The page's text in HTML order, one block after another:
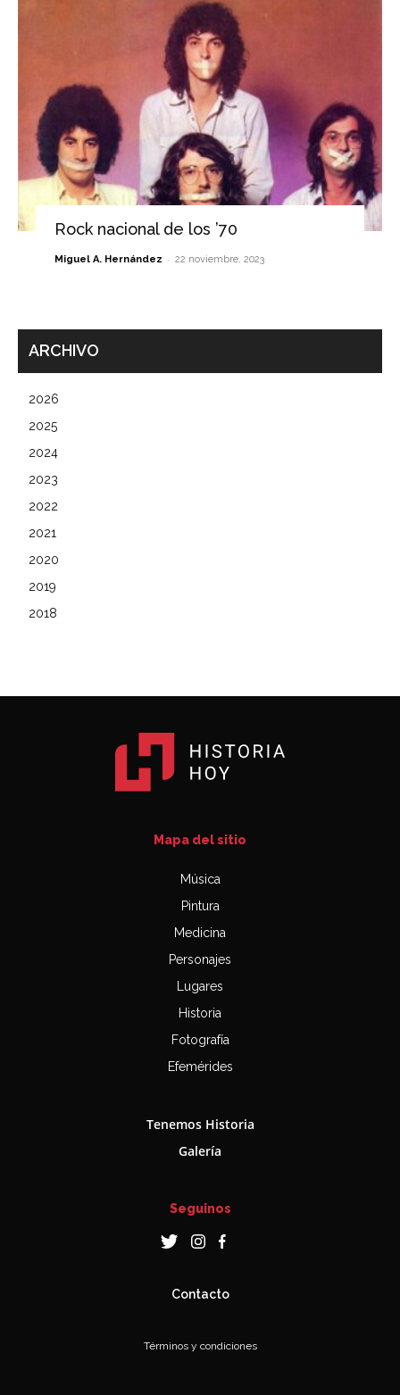
Rock nacional de los ’70
Miguel A. Hernández - 22 noviembre, 2023
ARCHIVO
2026
2025
2024
2023
2022
2021
2020
2019
2018
Mapa del sitio
Música
Pintura
Medicina
Personajes
Lugares
Historia
Fotografía
Efemérides
Tenemos Historia
Galería
Seguinos
Contacto
Términos y condiciones